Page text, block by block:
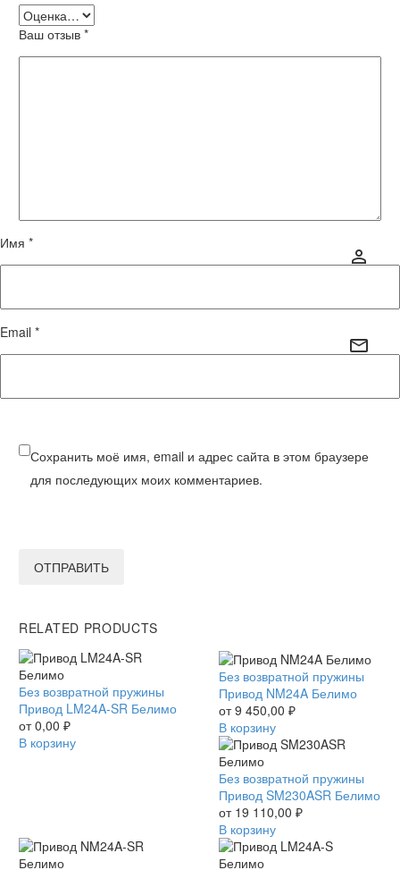
Ваш отзыв *
Имя *
Email *
Сохранить моё имя, email и адрес сайта в этом браузере
для последующих моих комментариев.
ОТПРАВИТЬ
RELATED PRODUCTS
Привод
LM24A-
SR
Белимо
Без возвратной пружины
Привод LM24A-SR Белимо
от0,00 ₽
В корзину
Привод
NM24A
Белимо
Без возвратной пружины
Привод NM24A Белимо
от9 450,00 ₽
В корзину
Привод
SM230ASR
Белимо
Без возвратной пружины
Привод SM230ASR Белимо
от 19 110,00 ₽
В корзину